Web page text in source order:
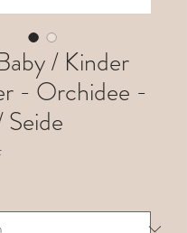
/ Kinder
- Orchidee -
Preis